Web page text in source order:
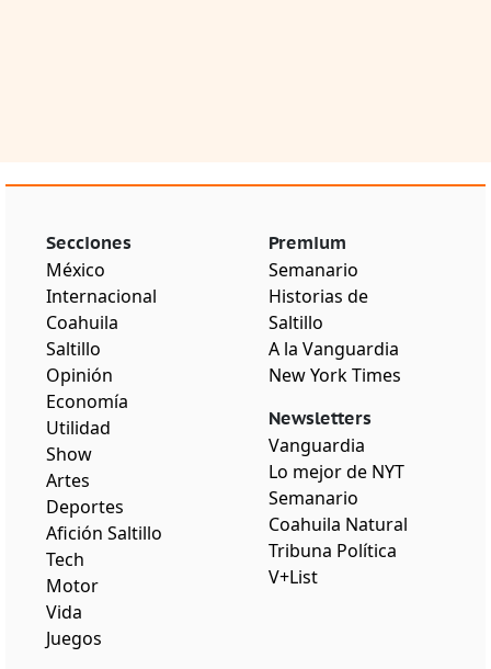
Secciones
México
Internacional
Coahuila
Saltillo
Opinión
Economía
Utilidad
Show
Artes
Deportes
Afición Saltillo
Tech
Motor
Vida
Juegos
Premium
Semanario
Historias de
Saltillo
A la Vanguardia
New York Times
Newsletters
Vanguardia
Lo mejor de NYT
Semanario
Coahuila Natural
Tribuna Política
V+List